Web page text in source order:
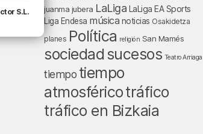
juanma jubera LaLiga LaLiga EA Sports
Liga Endesa música noticias Osakidetza
planes Política religión San Mamés
sociedad sucesos Teatro Arriaga
tiempo tiempo
atmosféricotráfico
tráfico en Bizkaia
S.L.